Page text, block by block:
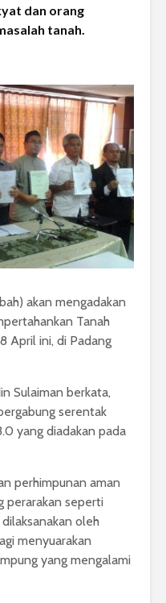
dan orang
tanah.
akan mengadakan
Tanah
April ini, di Padang
Sulaiman berkata,
serentak
yang diadakan pada
perhimpunan aman
perarakan seperti
oleh
menyuarakan
yang mengalami